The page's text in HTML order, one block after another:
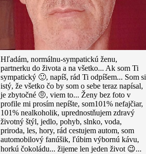
Hľadám, normálnu-sympatickú ženu,
partnerku do života a na všetko... Ak som Ti
sympatický 🙂, napíš, rád Ti odpíšem... Som si
istý, že všetko čo by som o sebe teraz napísal,
je zbytočné 🤨, viem to... Ženy bez foto v
profile mi prosím nepíšte, som101% nefajčiar,
101% nealkoholik, uprednostňujem zdravý
životný štýl, jedlo, pohyb, slnko, voda,
priroda, les, hory, rád cestujem autom, som
automobilový fanúšik, ľúbim výbornú kávu,
horkú čokoládu... žijeme len jeden život 😉...